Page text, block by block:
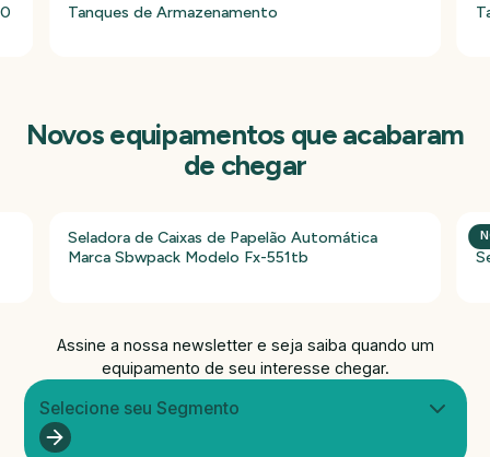
Tanques de Armazenamento
Novos equipamentos que acabaram
de chegar
Seladora de Caixas de Papelão Automática
Marca Sbwpack Modelo Fx-551tb
Assine a nossa newsletter e seja saiba quando um
equipamento de seu interesse chegar.
Selecione seu Segmento